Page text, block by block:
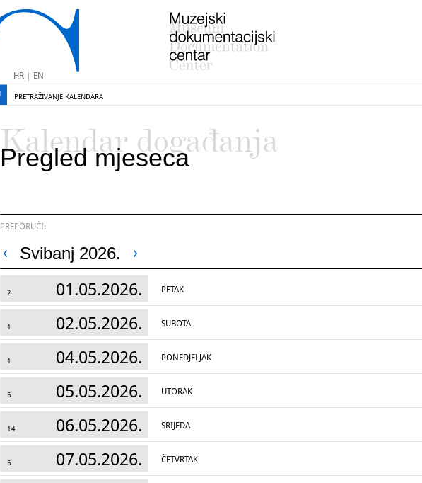
HR| EN
PRETRAŽIVANJE KALENDARA
Kalendar događanja
Pregled mjeseca
PREPORUČI:
Svibanj 2026.
2 01.05.2026. PETAK
1 02.05.2026. SUBOTA
1 04.05.2026. PONEDJELJAK
5 05.05.2026. UTORAK
14 06.05.2026. SRIJEDA
5 07.05.2026. ČETVRTAK